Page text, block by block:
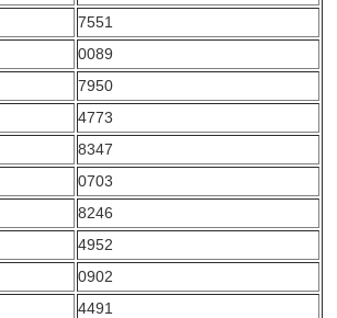
7551
0089
7950
4773
8347
0703
8246
4952
0902
4491